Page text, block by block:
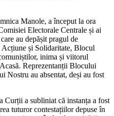
Manole, a început la ora
Electorale Centrale și ai
au depășit pragul de
Acțiune și Solidaritate, Blocul
inima și viitorul
Reprezentanții Blocului
Nostru au absentat, deși au fost
Curții a subliniat că instanța a fost
tuturor contestațiilor depuse în